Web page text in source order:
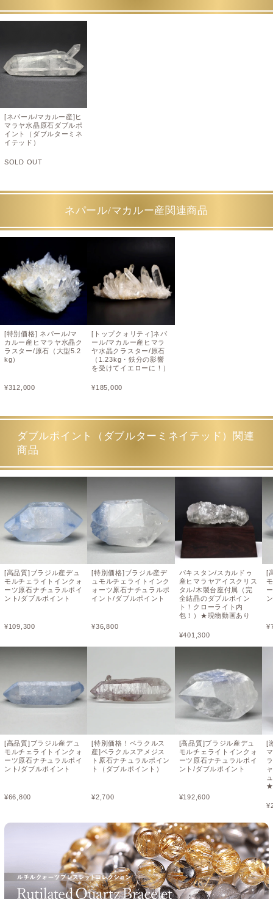
[ネパール/マカルー産]ヒ
マラヤ水晶原石ダブルポ
イント（ダブルターミネ
イテッド）
SOLD OUT
ネパール/マカルー産関連商品
[特別価格] ネパール/マ
カルー産ヒマラヤ水晶ク
ラスター/原石（大型5.2
kg）
¥312,000
[トップクォリティ]ネパ
ール/マカルー産ヒマラ
ヤ水晶クラスター/原石
（1.23kg・鉄分の影響
を受けてイエローに！）
¥185,000
ダブルポイント（ダブルターミネイテッド）関連
商品
[高品質]ブラジル産デュ
モルチェライトインクォ
ーツ原石ナチュラルポイ
ント/ダブルポイント
¥109,300
[高品質]ブラジル産デュ
モルチェライトインクォ
ーツ原石ナチュラルポイ
ント/ダブルポイント
¥66,800
[特別価格]ブラジル産デ
ュモルチェライトインク
ォーツ原石ナチュラルポ
イント/ダブルポイント
¥36,800
[特別価格！ベラクルス
産]ベラクルスアメジス
ト原石ナチュラルポイン
ト（ダブルポイント）
¥2,700
パキスタン/スカルドゥ
産ヒマラヤアイスクリス
タル/木製台座付属（完
全結晶のダブルポイン
ト！クローライト内
包！）★現物動画あり
¥401,300
[高品質]ブラジル産デュ
モルチェライトインクォ
ーツ原石ナチュラルポイ
ント/ダブルポイント
¥192,600
[
¥
[
★
¥